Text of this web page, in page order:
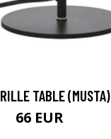
RILLE TABLE (MUSTA)
66 EUR